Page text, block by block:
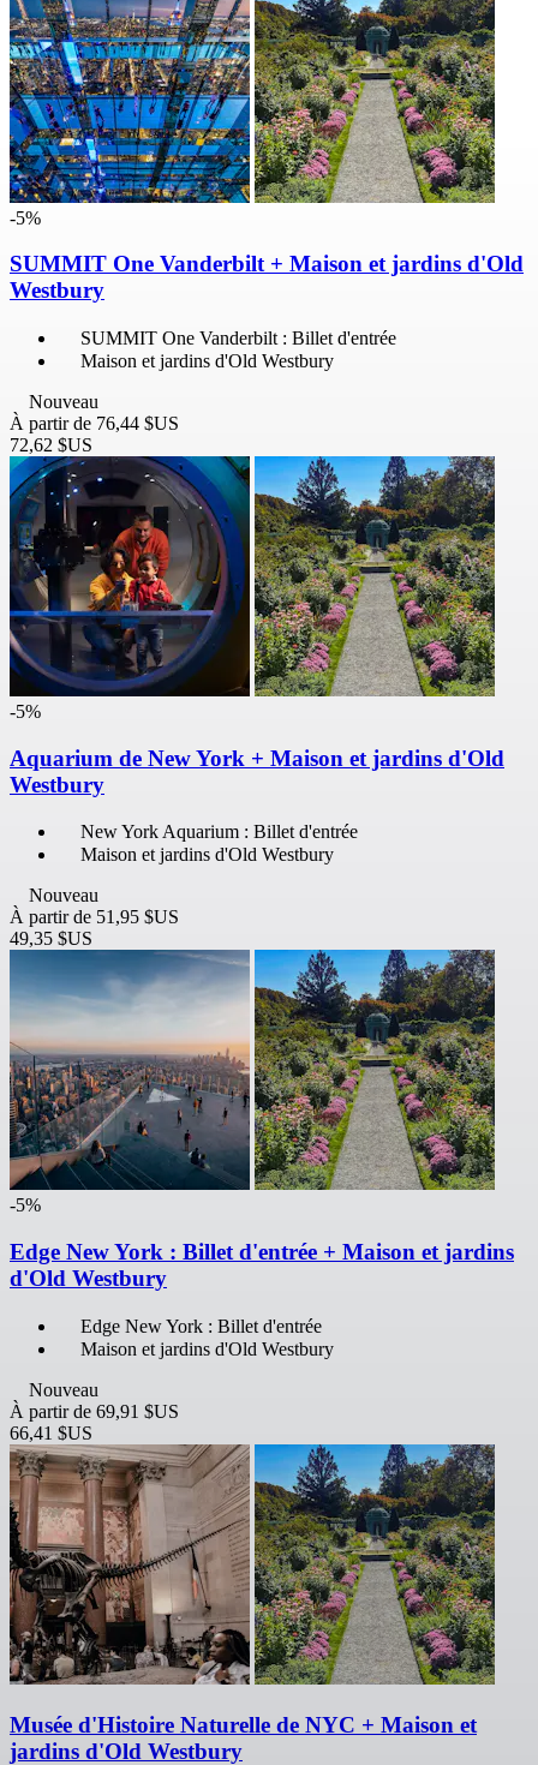
-5%
SUMMIT One Vanderbilt + Maison et jardins d'Old
Westbury
SUMMIT One Vanderbilt : Billet d'entrée
Maison et jardins d'Old Westbury
Nouveau
À partir de 76,44 $US
72,62 $US
-5%
Aquarium de New York + Maison et jardins d'Old
Westbury
New York Aquarium : Billet d'entrée
Maison et jardins d'Old Westbury
Nouveau
À partir de 51,95 $US
49,35 $US
-5%
Edge New York : Billet d'entrée + Maison et jardins
d'Old Westbury
Edge New York : Billet d'entrée
Maison et jardins d'Old Westbury
Nouveau
À partir de 69,91 $US
66,41 $US
Musée d'Histoire Naturelle de NYC + Maison et
jardins d'Old Westbury